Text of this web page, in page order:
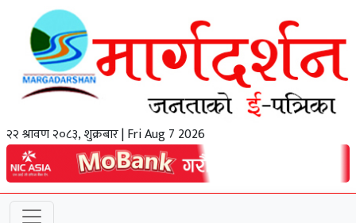
२२ श्रावण २०८३, शुक्रबार | Fri Aug 7 2026